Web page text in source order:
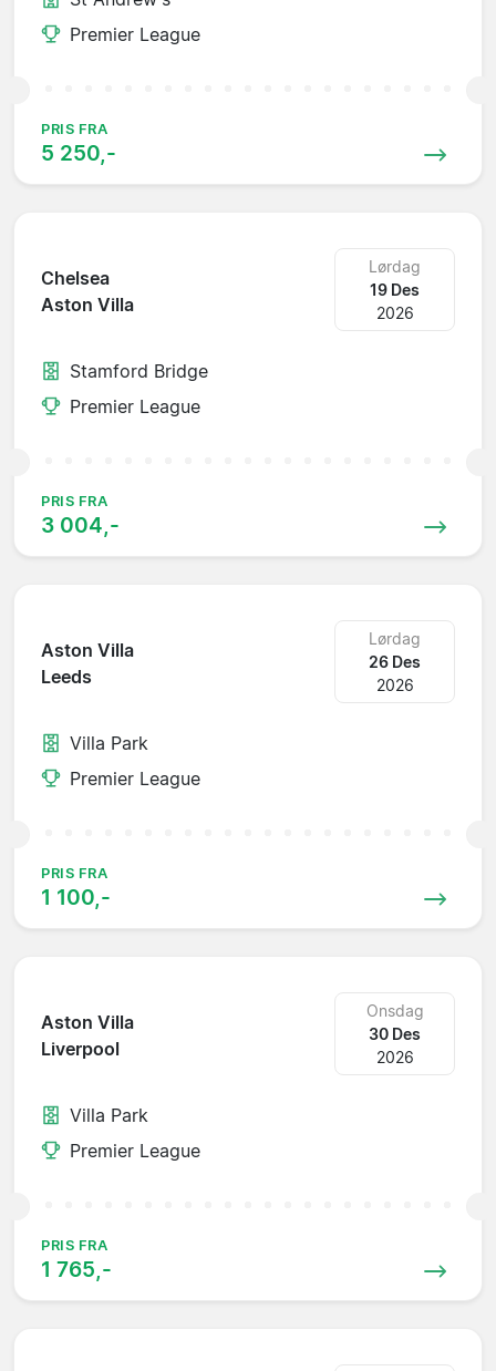
Premier League
PRIS FRA
5 250,-
Chelsea
Aston Villa
Lørdag
19 Des
2026
Stamford Bridge
Premier League
PRIS FRA
3 004,-
Aston Villa
Leeds
Lørdag
26 Des
2026
Villa Park
Premier League
PRIS FRA
1 100,-
Aston Villa
Liverpool
Onsdag
30 Des
2026
Villa Park
Premier League
PRIS FRA
1 765,-